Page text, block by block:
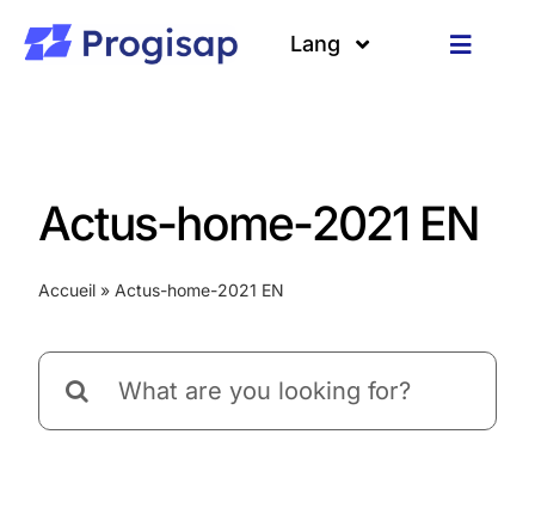
contenu
Toggle
Lang
Actus-home-2021 EN
Accueil» Actus-home-2021 EN
Rechercher: